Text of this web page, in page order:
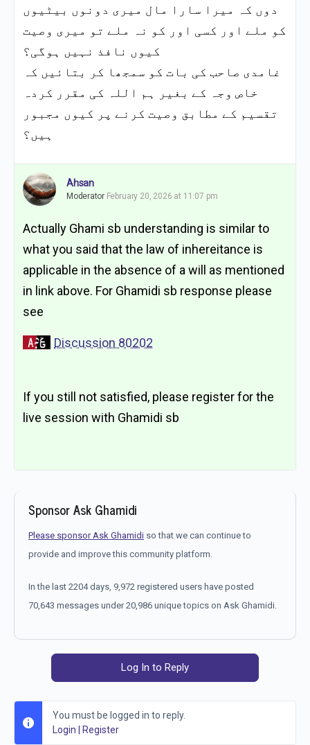
دوں کہ میرا سارا مال میری دونوں بیٹیوں
کو ملے اور کسی اور کو نہ ملے تو میری وصیت
کیوں نافذ نہیں ہوگی؟
غامدی صاحب کی بات کو سمجھا کر بتائیں کہ
خاص وجہ کے بغیر ہم اللہ کی مقرر کردہ
تقسیم کے مطابق وصیت کرنے پر کیوں مجبور
ہیں؟
Ahsan
Moderator February 20, 2026 at 11:07 pm
Actually Ghami sb understanding is similar to
what you said that the law of inhereitance is
applicable in the absence of a will as mentioned
in link above. For Ghamidi sb response please
see
Discussion 80202
If you still not satisfied, please register for the
live session with Ghamidi sb
Sponsor Ask Ghamidi
Please sponsor Ask Ghamidi so that we can continue to
provide and improve this community platform.
In the last 2204 days, 9,972 registered users have posted
70,643 messages under 20,986 unique topics on Ask Ghamidi.
Log In to Reply
You must be logged in to reply.
Login
Register